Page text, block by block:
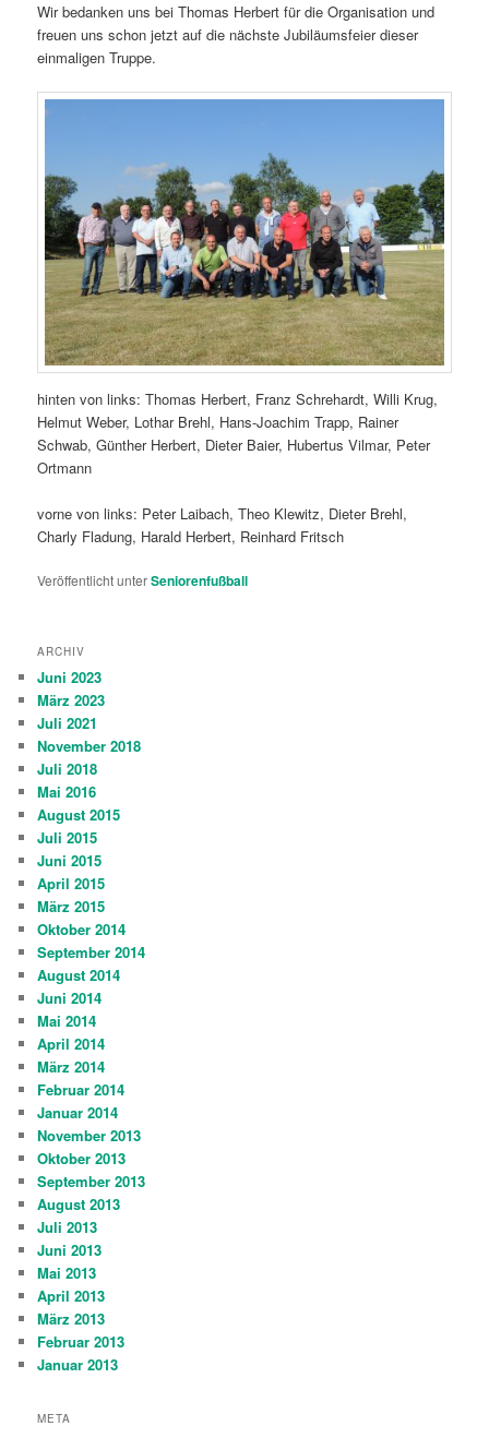
Wir bedanken uns bei Thomas Herbert für die Organisation und
freuen uns schon jetzt auf die nächste Jubiläumsfeier dieser
einmaligen Truppe.
hinten von links: Thomas Herbert, Franz Schrehardt, Willi Krug,
Helmut Weber, Lothar Brehl, Hans-Joachim Trapp, Rainer
Schwab, Günther Herbert, Dieter Baier, Hubertus Vilmar, Peter
Ortmann
vorne von links: Peter Laibach, Theo Klewitz, Dieter Brehl,
Charly Fladung, Harald Herbert, Reinhard Fritsch
Veröffentlicht unterSeniorenfußball
ARCHIV
Juni 2023
März 2023
Juli 2021
November 2018
Juli 2018
Mai 2016
August 2015
Juli 2015
Juni 2015
April 2015
März 2015
Oktober 2014
September 2014
August 2014
Juni 2014
Mai 2014
April 2014
März 2014
Februar 2014
Januar 2014
November 2013
Oktober 2013
September 2013
August 2013
Juli 2013
Juni 2013
Mai 2013
April 2013
März 2013
Februar 2013
Januar 2013
META